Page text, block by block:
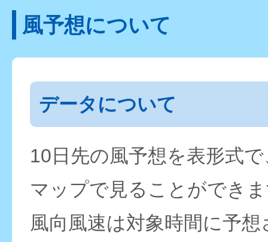
風予想について
データについて
10日先の風予想を表形式
マップで見ることができ
風向風速は対象時間に予